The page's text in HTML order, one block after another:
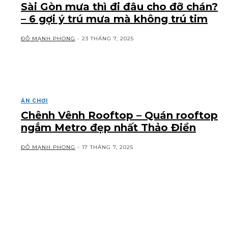
Sài Gòn mưa thì đi đâu cho đỡ chán?
– 6 gợi ý trú mưa mà không trú tim
ĐỖ MẠNH PHONG - 23 THÁNG 7, 2025
ĂN CHƠI
Chênh Vênh Rooftop – Quán rooftop
ngắm Metro đẹp nhất Thảo Điền
ĐỖ MẠNH PHONG - 17 THÁNG 7, 2025